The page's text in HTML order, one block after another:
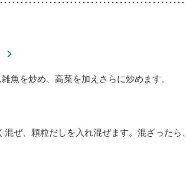
魚を炒め、高菜を加えさらに炒めます。
ぜ、顆粒だしを入れ混ぜます。混ざったら